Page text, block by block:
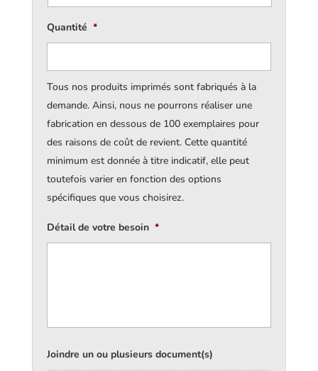
Quantité *
Tous nos produits imprimés sont fabriqués à la
demande. Ainsi, nous ne pourrons réaliser une
fabrication en dessous de 100 exemplaires pour
des raisons de coût de revient. Cette quantité
minimum est donnée à titre indicatif, elle peut
toutefois varier en fonction des options
spécifiques que vous choisirez.
Détail de votre besoin *
Joindre un ou plusieurs document(s)